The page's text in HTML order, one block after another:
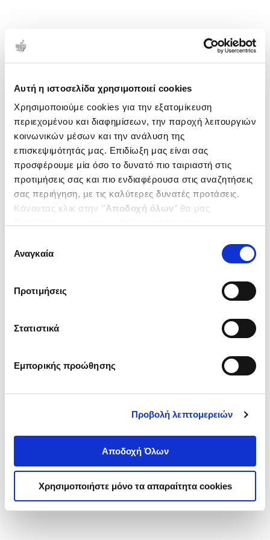
Αυτή η ιστοσελίδα χρησιμοποιεί cookies
Χρησιμοποιούμε cookies για την εξατομίκευση
περιεχομένου και διαφημίσεων, την παροχή λειτουργιών
κοινωνικών μέσων και την ανάλυση της
επισκεψιμότητάς μας. Επιδίωξη μας είναι σας
προσφέρουμε μία όσο το δυνατό πιο ταιριαστή στις
προτιμήσεις σας και πιο ενδιαφέρουσα στις αναζητήσεις
σας περιήγηση, με τις καλύτερες δυνατές προτάσεις.
Κάνοντας κλικ στην ‘’Αποδοχή όλων’’ θα μας
ενδιαφέρουν και να επιλέξετε από τα παρακάτω με την
΄΄και να ενημερωθείτε σχετικά με
συγκατάθεσης
Αναγκαία
Προτιμήσεις
Στατιστικά
Εμπορικής προώθησης
Προβολή λεπτομερειών
Αποδοχή Όλων
Χρησιμοποιήστε μόνο τα απαραίτητα cookies